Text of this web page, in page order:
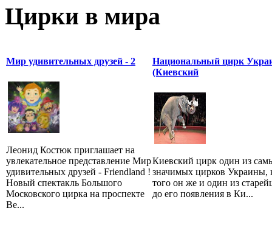
Цирки в мира
Мир удивительных друзей - 2
Леонид Костюк приглашает на
увлекательное представление Мир
удивительных друзей - Friendland !
Новый спектакль Большого
Московского цирка на проспекте
Ве...
Национальный цирк
(Киевский
Киевский цирк один из
значимых цирков Украины,
того он же и один из
до его появления в Ки...